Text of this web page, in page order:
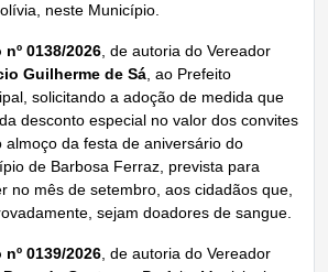
neste Município.
0138/2026 , de autoria do Vereador
Guilherme de Sá , ao Prefeito
solicitando a adoção de medida que
desconto especial no valor dos convites
almoço da festa de aniversário do
de Barbosa Ferraz, prevista para
no mês de setembro, aos cidadãos que,
sejam doadores de sangue.
0139/2026 , de autoria do Vereador